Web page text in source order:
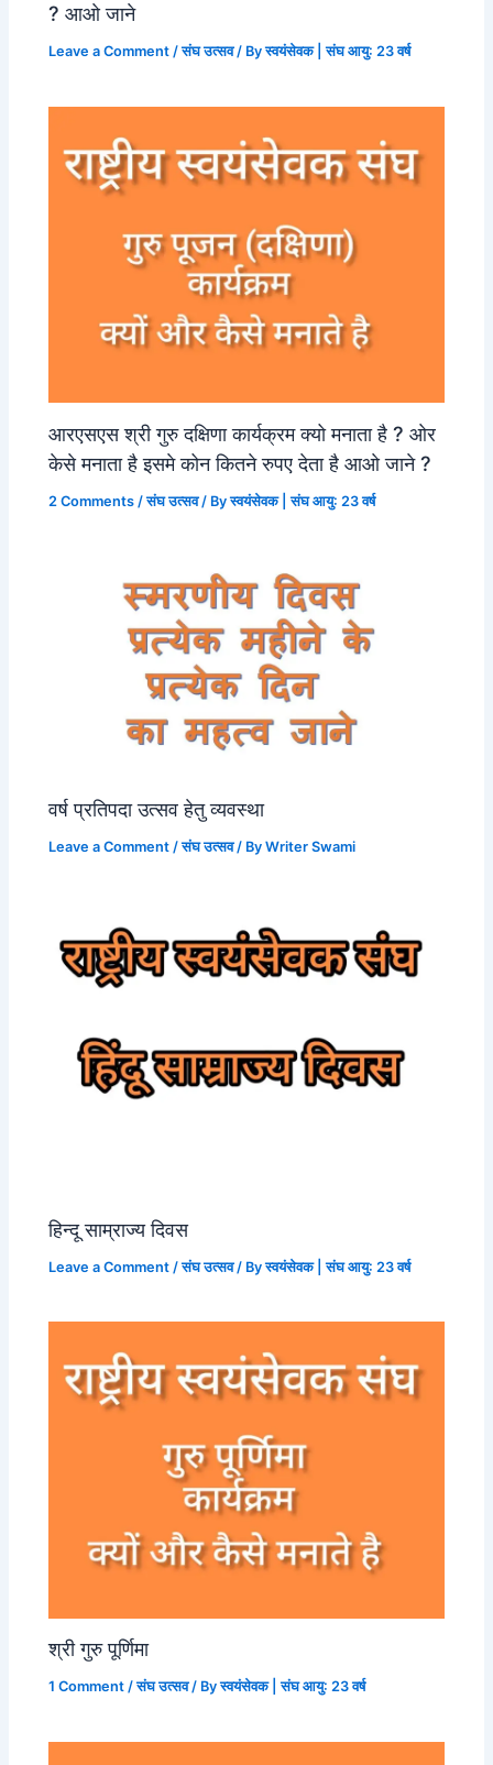
? आओ जाने
Leave a Comment /संघ उत्सव/ Byस्वयंसेवक | संघ आयु: 23 वर्ष
आरएसएस श्री गुरु दक्षिणा कार्यक्रम क्यो मनाता है ? ओर
केसे मनाता है इसमे कोन कितने रुपए देता है आओ जाने ?
2 Comments /संघ उत्सव/ Byस्वयंसेवक | संघ आयु: 23 वर्ष
वर्ष प्रतिपदा उत्सव हेतु व्यवस्था
Leave a Comment /संघ उत्सव/ ByWriter Swami
हिन्दू साम्राज्य दिवस
Leave a Comment /संघ उत्सव/ Byस्वयंसेवक | संघ आयु: 23 वर्ष
श्री गुरु पूर्णिमा
1 Comment /संघ उत्सव/ Byस्वयंसेवक | संघ आयु: 23 वर्ष